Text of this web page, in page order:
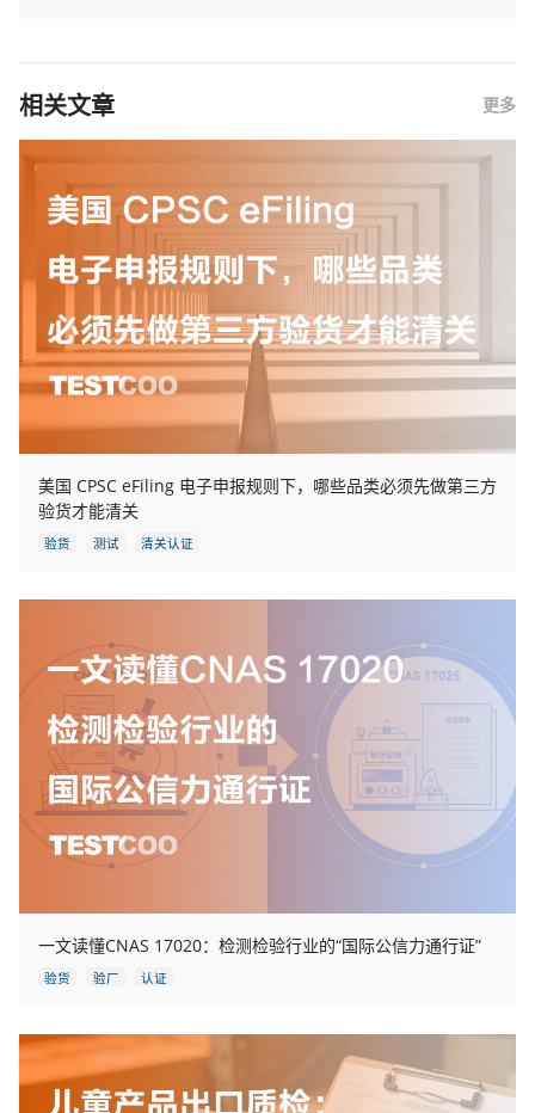
相关文章 更多
美国 CPSC eFiling 电子申报规则下，哪些品类必须先做第三方
验货才能清关
验货 测试 清关认证
一文读懂CNAS 17020：检测检验行业的“国际公信力通行证”
验货 验厂 认证